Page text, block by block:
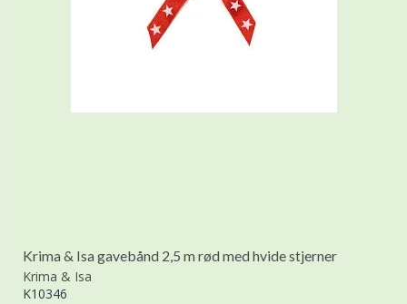
Krima & Isa gavebånd 2,5 m rød med hvide stjerner
Krima & Isa
K10346